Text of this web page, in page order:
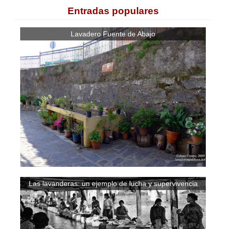
Entradas populares
Lavadero Fuente de Abajo
Las lavanderas: un ejemplo de lucha y supervivencia